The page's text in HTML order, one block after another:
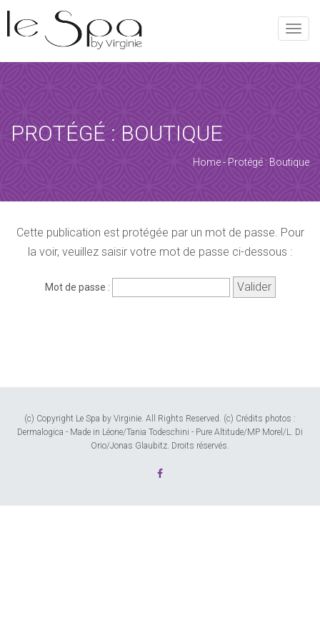
Toggle
PROTÉGÉ : BOUTIQUE
Home- Protégé : Boutique
Cette publication est protégée par un mot de passe. Pour
la voir, veuillez saisir votre mot de passe ci-dessous :
Mot de passe :
(c) Copyright Le Spa by Virginie. All Rights Reserved. (c) Crédits photos :
Dermalogica - Made in Léone/Tania Todeschini - Pure Altitude/MP Morel/L. Di
Orio/Jonas Glaubitz. Droits réservés.
REQUEST AN APPOINTMENT
Upon completing this booking, you will receive a booking